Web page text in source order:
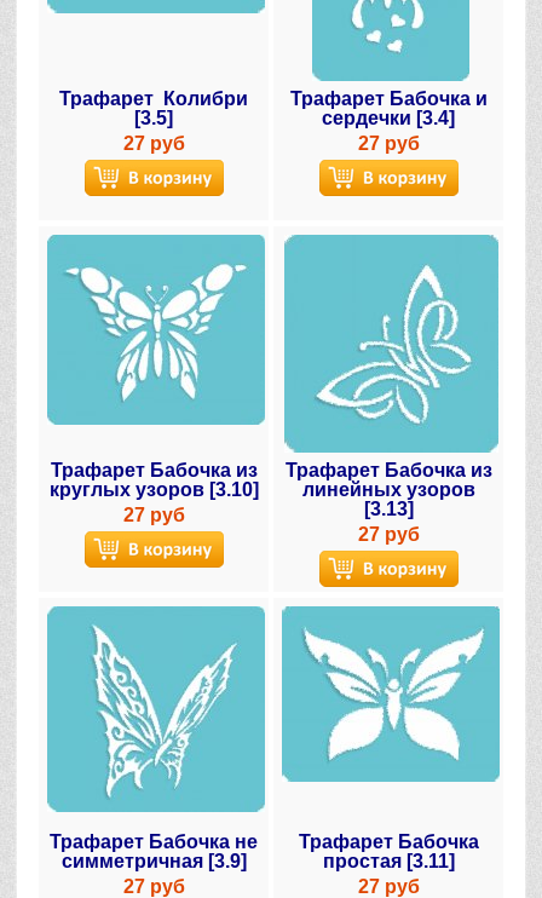
Трафарет Колибри
[3.5]
27 руб
Трафарет Бабочка и
сердечки [3.4]
27 руб
Трафарет Бабочка из
круглых узоров [3.10]
27 руб
Трафарет Бабочка из
линейных узоров
[3.13]
27 руб
Трафарет Бабочка не
симметричная [3.9]
27 руб
Трафарет Бабочка
простая [3.11]
27 руб